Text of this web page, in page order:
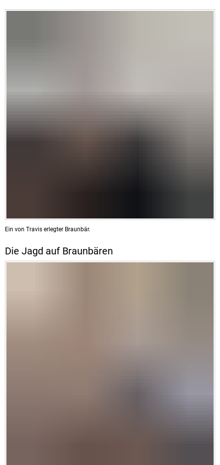
Ein von Travis erlegter Braunbär.
Die Jagd auf Braunbären